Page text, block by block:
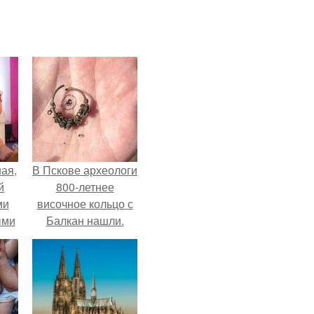
В Пскове археологи
800-летнее
височное кольцо с
Балкан нашли.